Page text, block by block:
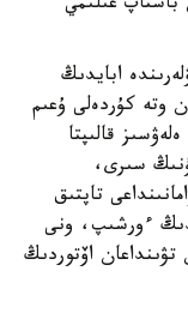
ابايدىڭ
وتە كۇردەلى ۇعىم
قالىپتا
سىرى،
تاپتىق
ءورشىپ، ونى
اۆتوردىڭ